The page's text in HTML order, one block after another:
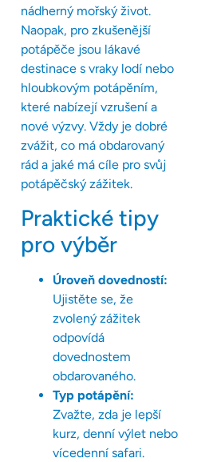
nádherný mořský život.
Naopak, pro zkušenější
potápěče jsou lákavé
destinace s vraky lodí nebo
hloubkovým potápěním,
které nabízejí vzrušení a
nové výzvy. Vždy je dobré
zvážit, co má obdarovaný
rád a jaké má cíle pro svůj
potápěčský zážitek.
Praktické tipy
pro výběr
Úroveň dovedností:
Ujistěte se, že
zvolený zážitek
odpovídá
dovednostem
obdarovaného.
Typ potápění:
Zvažte, zda je lepší
kurz, denní výlet nebo
vícedenní safari.